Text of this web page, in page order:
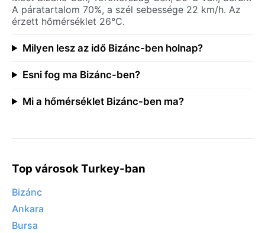
A páratartalom 70%, a szél sebessége 22 km/h. Az
érzett hőmérséklet 26°C.
Milyen lesz az idő Bizánc-ben holnap?
Esni fog ma Bizánc-ben?
Mi a hőmérséklet Bizánc-ben ma?
Top városok Turkey-ban
Bizánc
Ankara
Bursa